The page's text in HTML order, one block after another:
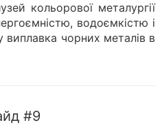
кольорової металургії
водоємкістю і
виплавка чорних металів в
#9